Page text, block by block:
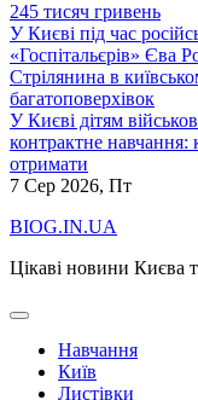
245 тисяч гривень
У Києві під час
«Госпітальєрів» Єва
Стрілянина в
багатоповерхівок
У Києві дітям
контрактне навчання:
отримати
7 Сер 2026, Пт
BIOG.IN.UA
Цікаві новини Києва
Навчання
Київ
Листівки